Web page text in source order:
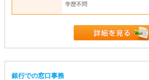
学歴不問
銀行での窓口事務